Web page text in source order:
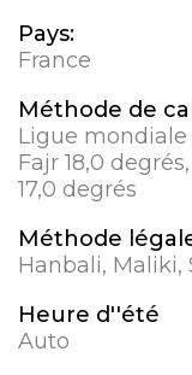
Pays:
France
Méthode de
Ligue
Fajr 18,0
17,0 degrés
Méthode
Hanbali, Maliki,
Heure d''été
Auto